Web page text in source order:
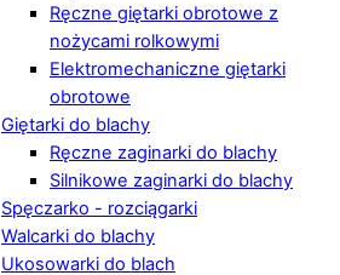
Ręczne giętarki obrotowe z
nożycami rolkowymi
Elektromechaniczne giętarki
obrotowe
Giętarki do blachy
Ręczne zaginarki do blachy
Silnikowe zaginarki do blachy
Spęczarko - rozciągarki
Walcarki do blachy
Ukosowarki do blach